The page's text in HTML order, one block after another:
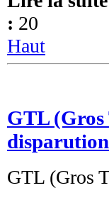
: 20
Haut
GTL (Gros
GTL (Gros